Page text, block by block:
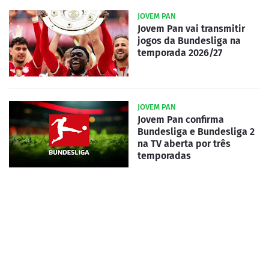
JOVEM PAN
Jovem Pan vai transmitir
jogos da Bundesliga na
temporada 2026/27
JOVEM PAN
Jovem Pan confirma
Bundesliga e Bundesliga 2
na TV aberta por três
temporadas